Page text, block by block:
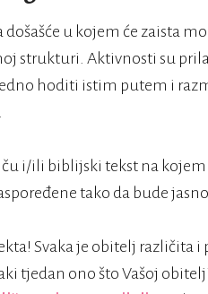
u kojem će zaista
strukturi. Aktivnosti su
hoditi istim putem i
i/ili biblijski tekst na
tako da bude
Svaka je obitelj različita
tjedan ono što Vašoj